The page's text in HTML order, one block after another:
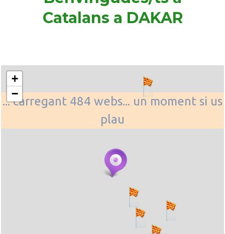
Catalans a DAKAR
... carregant 484 webs... un moment si us
plau
+
−